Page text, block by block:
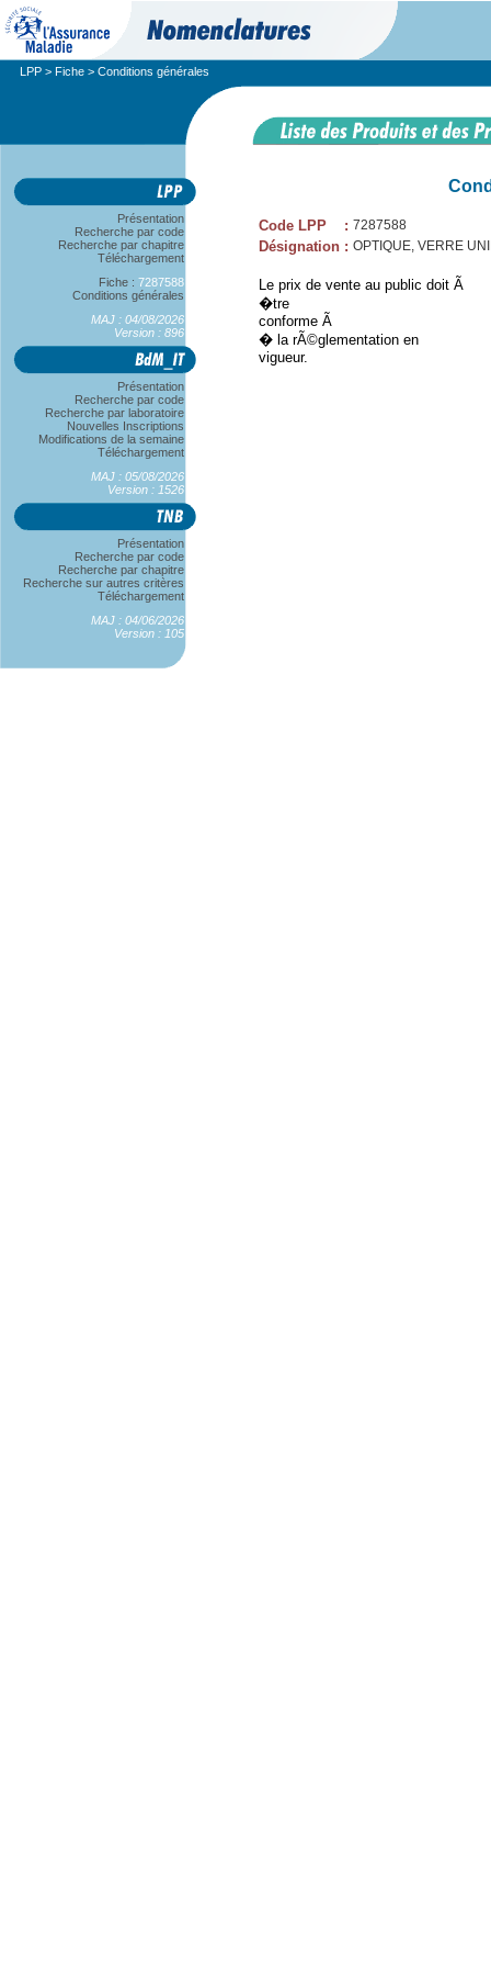
LPP > Fiche > Conditions générales
Présentation
Recherche par code
Recherche par chapitre
Téléchargement
Fiche : 7287588
Conditions générales
MAJ : 04/08/2026
Version : 896
Présentation
Recherche par code
Recherche par laboratoire
Nouvelles Inscriptions
Modifications de la semaine
Téléchargement
MAJ : 05/08/2026
Version : 1526
Présentation
Recherche par code
Recherche par chapitre
Recherche sur autres critères
Téléchargement
MAJ : 04/06/2026
Version : 105
Code LPP : 7287588
Désignation : OPTIQUE, VERRE
Le prix de vente au public doit Ã
�tre
conforme Ã
� la rÃ©glementation en
vigueur.